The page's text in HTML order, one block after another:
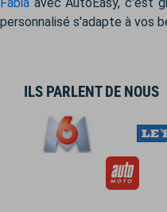
personnalisé s'adapte à vos
ILS PARLENT DE NOUS